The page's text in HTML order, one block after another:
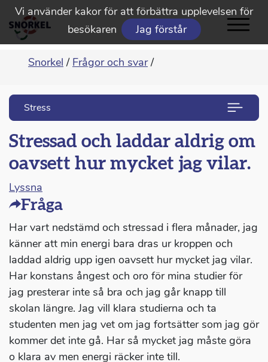
Vi använder kakor för att förbättra upplevelsen för
besökaren
Jag förstår
Snorkel / Frågor och svar /
Stress
Stressad och laddar aldrig om
oavsett hur mycket jag vilar.
Lyssna
Fråga
Har vart nedstämd och stressad i flera månader, jag
känner att min energi bara dras ur kroppen och
laddad aldrig upp igen oavsett hur mycket jag vilar.
Har konstans ångest och oro för mina studier för
jag presterar inte så bra och jag går knapp till
skolan längre. Jag vill klara studierna och ta
studenten men jag vet om jag fortsätter som jag gör
kommer det inte gå. Har så mycket jag måste göra
o klara av men energi räcker inte till.